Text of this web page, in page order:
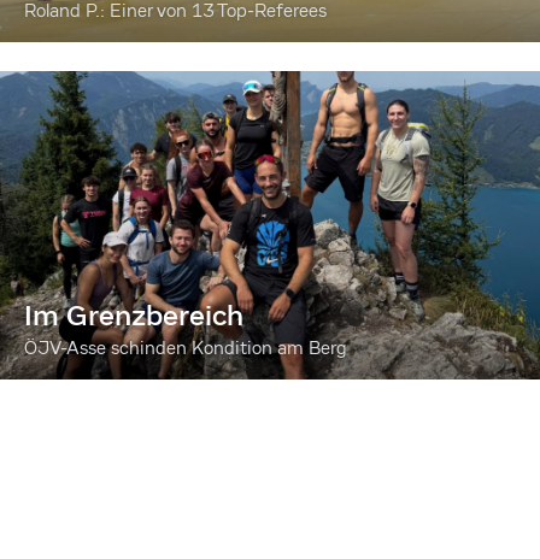
Roland P.: Einer von 13 Top-Referees
Im Grenzbereich
ÖJV-Asse schinden Kondition am Berg